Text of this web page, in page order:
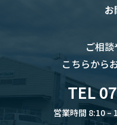
お
ご相
こちらから
TEL
営業時間 8:10 –